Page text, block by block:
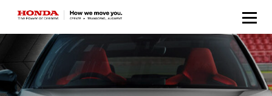
Honda Anugerah Body &
Paint